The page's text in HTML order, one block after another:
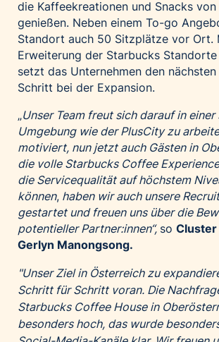
die Kaffeekreationen und Snacks
genießen. Neben einem To-go
Standort auch 50 Sitzplätze vor Ort.
Erweiterung der Starbucks
setzt das Unternehmen den
Schritt bei der Expansion.
„Unser Team freut sich darauf in
Umgebung wie der PlusCity zu
motiviert, nun jetzt auch Gästen in
die volle Starbucks Coffee
die Servicequalität auf höchstem
können, haben wir auch unsere
gestartet und freuen uns über die
potentieller Partner:innen“, so Cluster
Gerlyn Manongsong.
"Unser Ziel in Österreich zu
Schritt für Schritt voran. Die
Starbucks Coffee House in
besonders hoch, das wurde